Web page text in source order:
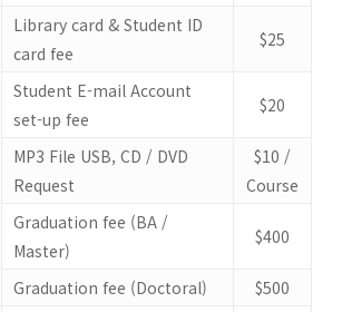
Library card & Student ID
card fee
$25
Student E-mail Account
set-up fee
$20
MP3 File USB, CD / DVD
Request
$10 /
Course
Graduation fee (BA /
Master)
$400
Graduation fee (Doctoral) $500